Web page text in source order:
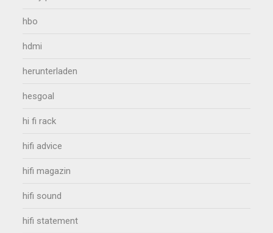
hbo
hdmi
herunterladen
hesgoal
hi fi rack
hifi advice
hifi magazin
hifi sound
hifi statement